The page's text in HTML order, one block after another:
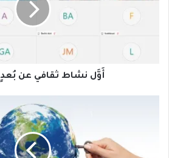
أَوَّل نشاط ثقافي عن بُعدٍ